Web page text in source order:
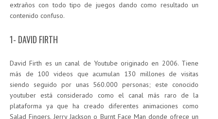
extraños con todo tipo de juegos dando como resultado un
contenido confuso.
1- DAVID FIRTH
David Firth es un canal de Youtube originado en 2006. Tiene
más de 100 videos que acumulan 130 millones de visitas
siendo seguido por unas 560.000 personas; este conocido
youtuber está considerado como el canal más raro de la
plataforma ya que ha creado diferentes animaciones como
Salad Fingers, Jerry Jackson o Burnt Face Man donde ofrece un